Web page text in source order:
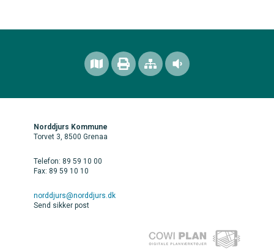
Norddjurs Kommune
Torvet 3, 8500 Grenaa
Telefon: 89 59 10 00
Fax: 89 59 10 10
norddjurs@norddjurs.dk
Send sikker post